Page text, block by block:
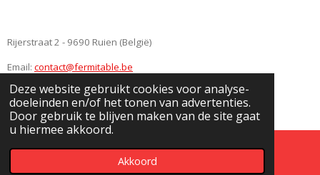
Deze website gebruikt cookies voor analyse-
doeleinden en/of het tonen van advertenties.
Door gebruik te blijven maken van de site gaat
u hiermee akkoord.
Akkoord
Rijerstraat 2 - 9690 Ruien (België)
Email: contact@fermitable.be
BE0745349186
© 2020 www.FermiTable.be